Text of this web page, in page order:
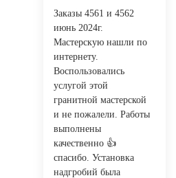
Заказы 4561 и 4562
июнь 2024г.
Мастерскую нашли по
интернету.
Воспользовались
услугой этой
гранитной мастерской
и не пожалели. Работы
выполнены
качественно 👍
спасибо. Установка
надгробий была